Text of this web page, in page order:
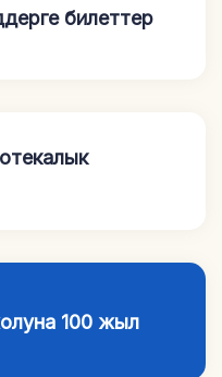
билеттер
100 жыл